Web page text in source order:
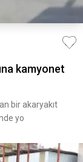
kamyonet
bir akaryakıt
yo